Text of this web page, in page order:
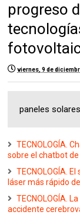
progreso
viernes, 9 de
paneles
TECNOLOGÍA.
sobre el chatbot de
TECNOLOGÍA.
láser más rápido
TECNOLOGÍA.
accidente